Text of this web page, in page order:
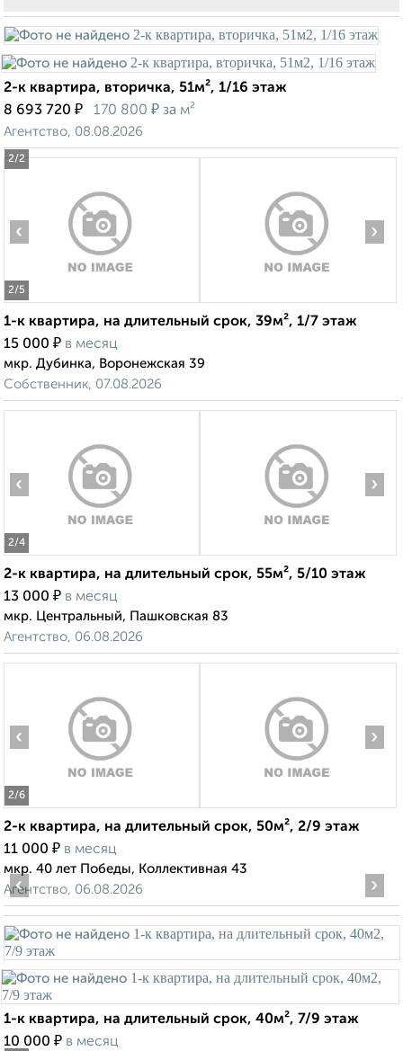
2/2
2-к квартира, вторичка, 51м², 1/16 этаж
8 693 720 ₽ 170 800 ₽ за м²
Агентство, 08.08.2026
2/5
‹ ›
1-к квартира, на длительный срок, 39м², 1/7 этаж
15 000 ₽ в месяц
мкр. Дубинка, Воронежская 39
Собственник, 07.08.2026
2/4
‹ ›
2-к квартира, на длительный срок, 55м², 5/10 этаж
13 000 ₽ в месяц
мкр. Центральный, Пашковская 83
Агентство, 06.08.2026
2/6
‹ ›
2-к квартира, на длительный срок, 50м², 2/9 этаж
11 000 ₽ в месяц
мкр. 40 лет Победы, Коллективная 43
Агентство, 06.08.2026
‹ ›
1-к квартира, на длительный срок, 40м², 7/9 этаж
10 000 ₽ в месяц